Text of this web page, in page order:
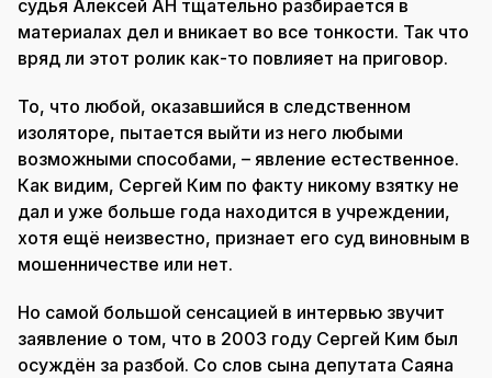
судья Алексей АН тщательно разбирается в
материалах дел и вникает во все тонкости. Так что
вряд ли этот ролик как-то повлияет на приговор.
То, что любой, оказавшийся в следственном
изоляторе, пытается выйти из него любыми
возможными способами, – явление естественное.
Как видим, Сергей Ким по факту никому взятку не
дал и уже больше года находится в учреждении,
хотя ещё неизвестно, признает его суд виновным в
мошенничестве или нет.
Но самой большой сенсацией в интервью звучит
заявление о том, что в 2003 году Сергей Ким был
осуждён за разбой. Со слов сына депутата Саяна